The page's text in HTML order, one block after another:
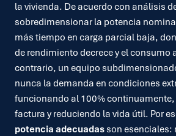
la vivienda. De acuerdo con análisis
sobredimensionar la potencia
más tiempo en carga parcial baja,
de rendimiento decrece y el consumo
contrario, un equipo
nunca la demanda en condiciones
funcionando al 100%
factura y reduciendo la vida útil. Por
potencia adecuadas son esenciales: